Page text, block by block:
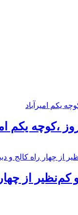
،کوچه یکم
از چهار